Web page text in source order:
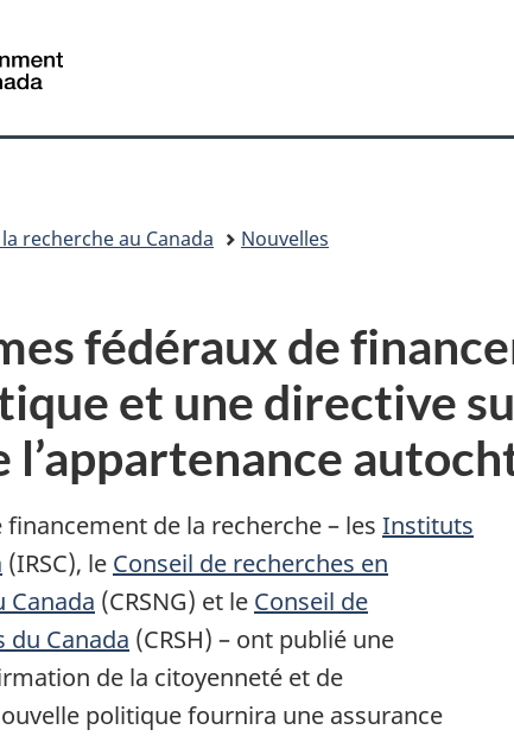
sujet
HTML
Canada
recherche au Canada Nouvelles
fédéraux de
et une directive
de la recherche – les Instituts
(IRSC), le Conseil de recherches en
Canada (CRSNG) et le Conseil de
du Canada (CRSH) – ont publié une
de la citoyenneté et de
politique fournira une assurance